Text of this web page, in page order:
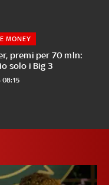
premi per 70 mln:
solo i Big 3
MONEY
08:15